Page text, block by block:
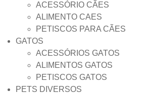
ACESSÓRIO CÃES
ALIMENTO CAES
PETISCOS PARA CÃES
GATOS
ACESSÓRIOS GATOS
ALIMENTOS GATOS
PETISCOS GATOS
PETS DIVERSOS